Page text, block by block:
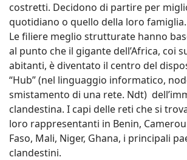
costretti. Decidono di partire per
quotidiano o quello della loro
Le filiere meglio strutturate hanno
al punto che il gigante dell’Africa, coi
abitanti, è diventato il centro del
“Hub” (nel linguaggio informatico,
smistamento di una rete. Ndt)
clandestina. I capi delle reti che si
loro rappresentanti in Benin,
Faso, Mali, Niger, Ghana, i principali
clandestini.